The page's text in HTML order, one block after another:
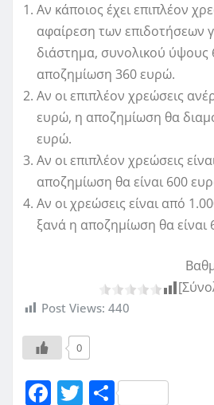
Αν κάποιος έχει επιπλέον
αφαίρεση των επιδοτήσεων
διάστημα, συνολικού ύψους
αποζημίωση 360 ευρώ.
Αν οι επιπλέον χρεώσεις
ευρώ, η αποζημίωση θα
ευρώ.
Αν οι επιπλέον χρεώσεις
αποζημίωση θα είναι 600
Αν οι χρεώσεις είναι από
ξανά η αποζημίωση θα είναι
Post Views: 440
0
F T Μ